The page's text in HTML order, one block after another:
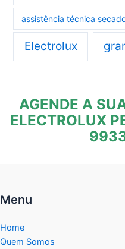
assistência técnica
Electrolux
AGENDE A
ELECTROLUX
Menu
Home
Quem Somos